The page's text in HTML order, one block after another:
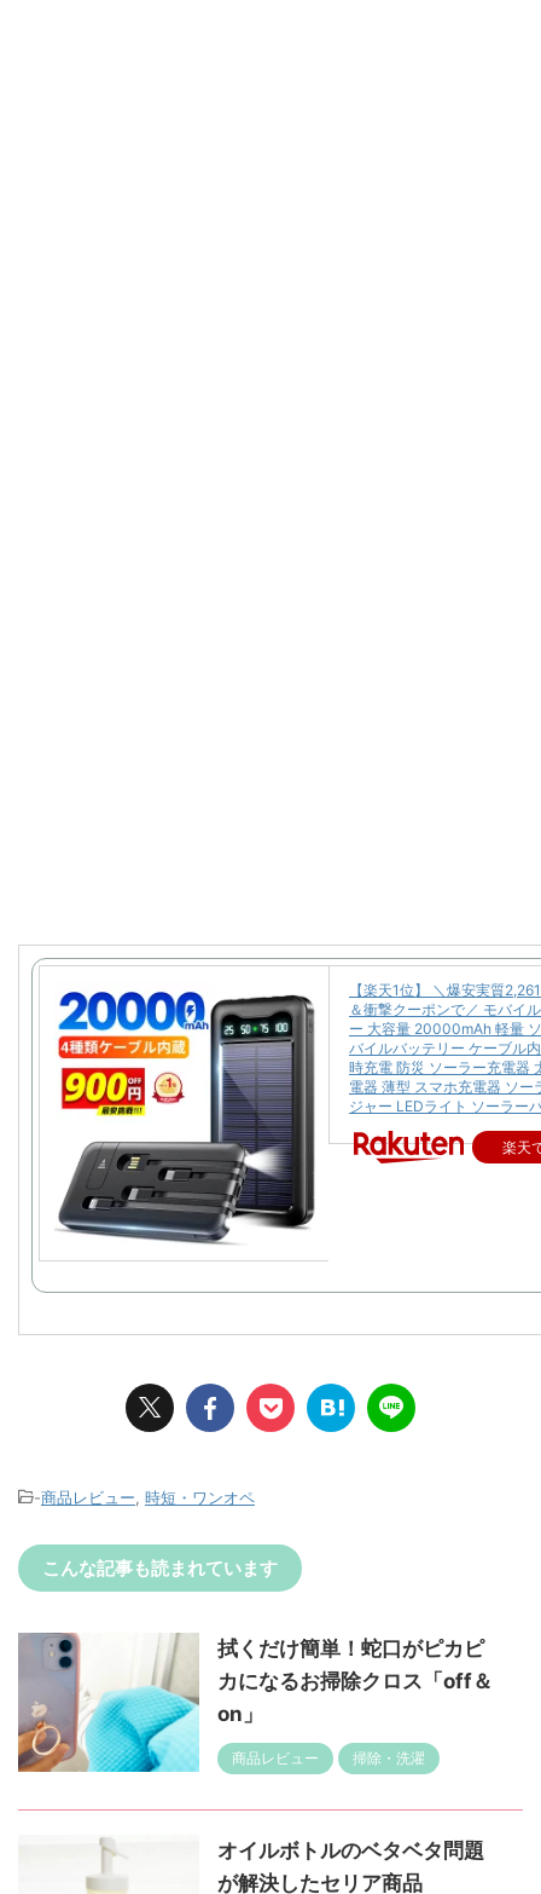
【楽天1位】 ＼爆安実質
＆衝撃クーポンで／ モバイ
ー 大容量 20000mAh 軽量
バイルバッテリー ケーブル
時充電 防災 ソーラー充電器
電器 薄型 スマホ充電器 ソー
ジャー LEDライト ソーラー
楽天
-商品レビュー 時短・ワンオペ
こんな記事も読まれています
拭くだけ簡単！蛇口がピカピ
カになるお掃除クロス「off＆
on」
商品レビュー 掃除・洗濯
オイルボトルのベタベタ問題
が解決したセリア商品